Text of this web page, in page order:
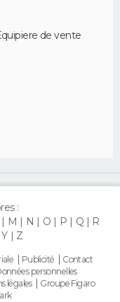
de vente
:
M N O P Q
R
Y Z
Publicité
Contact
personnelles
légales
Groupe Figaro